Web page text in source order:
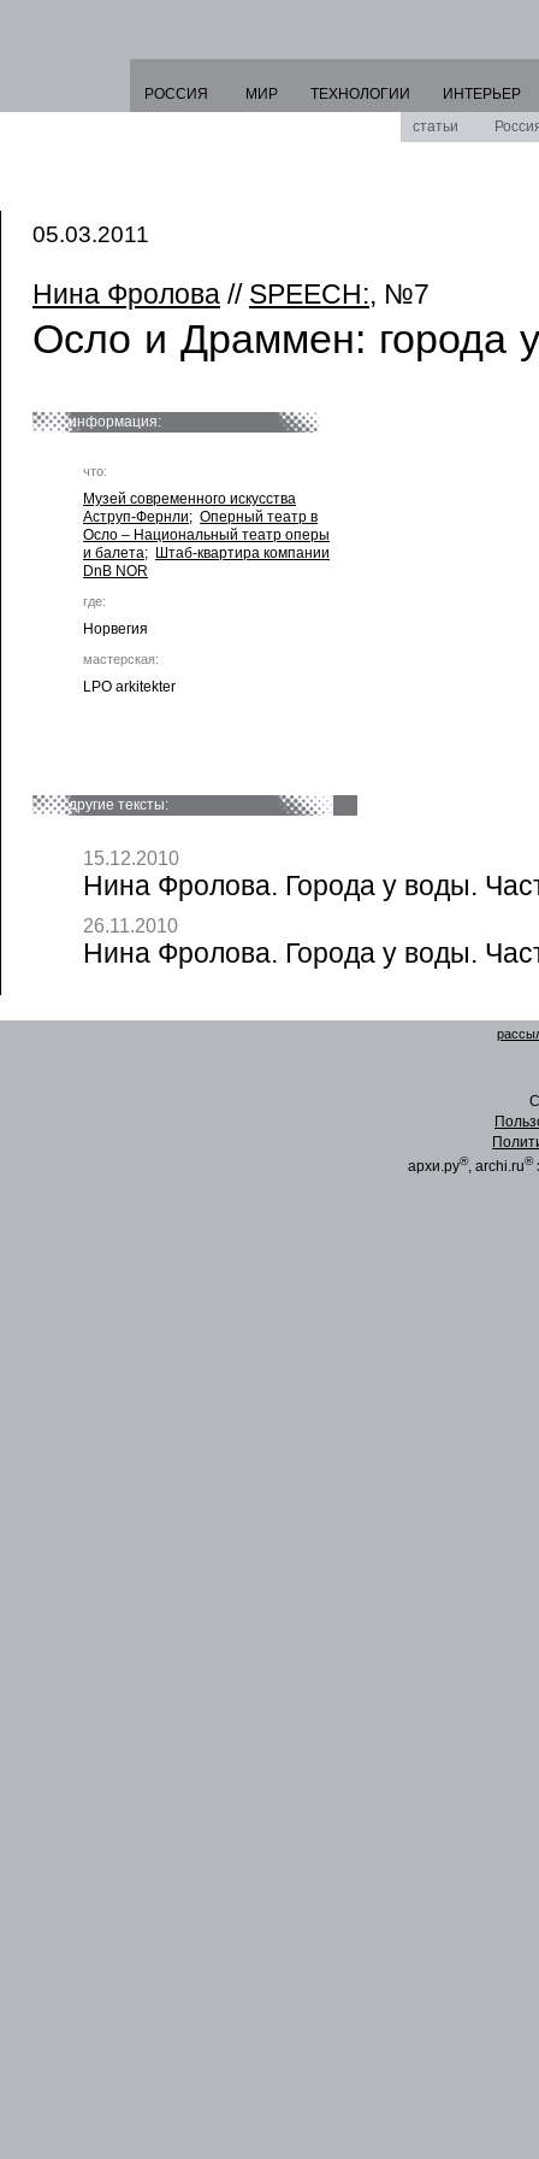
РОССИЯ МИР ТЕХНОЛОГИИ
ИНТЕРЬЕР
статьи
05.03.2011
Нина Фролова // SPEECH:, №7
Осло и Драммен: города
информация:
что:
Музей современного искусства
Аструп-Фернли; Оперный театр в
Осло – Национальный театр оперы
и балета; Штаб-квартира компании
DnB NOR
где:
Норвегия
мастерская:
LPO arkitekter
другие тексты:
15.12.2010
Нина Фролова. Города у воды.
26.11.2010
Нина Фролова. Города у воды.
архи.ру®, archi.ru®